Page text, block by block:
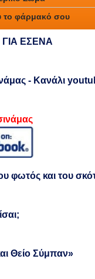
το φάρμακό σου
ΕΣΕΝΑ
- Κανάλι
φωτός και του
Θείο Σύμπαν»